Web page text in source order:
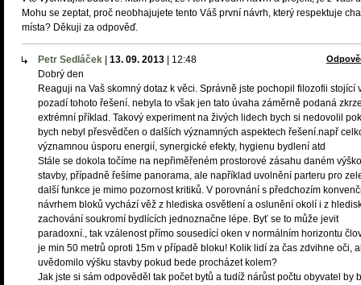
Mohu se zeptat, proč neobhajujete tento Váš první návrh, který respektuje
místa? Děkuji za odpověď.
Petr Sedláček 13. 09. 2013 12:48
Dobrý den
Reaguji na Vaš skomný dotaz k věci. Správně jste pochopil filozofii stojící
pozadí tohoto řešení. nebyla to však jen tato úvaha záměrně podaná
extrémní příklad. Takový experiment na živých lidech bych si nedovolil
bych nebyl přesvědčen o dalších významných aspektech řešení.např
významnou úsporu energií, synergické efekty, hygienu bydlení atd
Stále se dokola točíme na nepřiměřeném prostorové zásahu daném
stavby, případně řešíme panorama, ale například uvolnění parteru pro
další funkce je mimo pozornost kritiků. V porovnání s předchozím
návrhem bloků vychází věž z hlediska osvětlení a oslunění okolí i z
zachování soukromí bydlících jednoznačne lépe. Byť se to může jevit
paradoxní., tak vzálenost přímo sousedící oken v normálním horizontu
je min 50 metrů oproti 15m v případě bloku! Kolik lidí za čas zdvihne oči,
uvědomilo výšku stavby pokud bede procházet kolem?
Jak jste si sám odpověděl tak počet bytů a tudíž nárůst počtu obyvatel by